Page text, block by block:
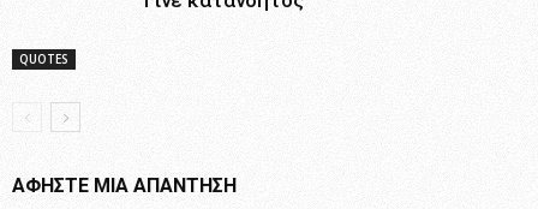
QUOTES
ΑΦΗΣΤΕ ΜΙΑ ΑΠΑΝΤΗΣΗ